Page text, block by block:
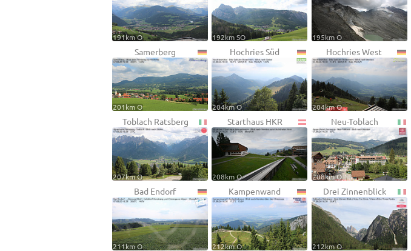
191km O 192km SO 195km O
Samerberg
201km O
Hochries Süd
204km O
Hochries West
204km O
Toblach Ratsberg
207km O
Starthaus HKR
208km O
Neu-Toblach
208km O
Bad Endorf
211km O
Kampenwand
212km O
Drei Zinnenblick
212km O